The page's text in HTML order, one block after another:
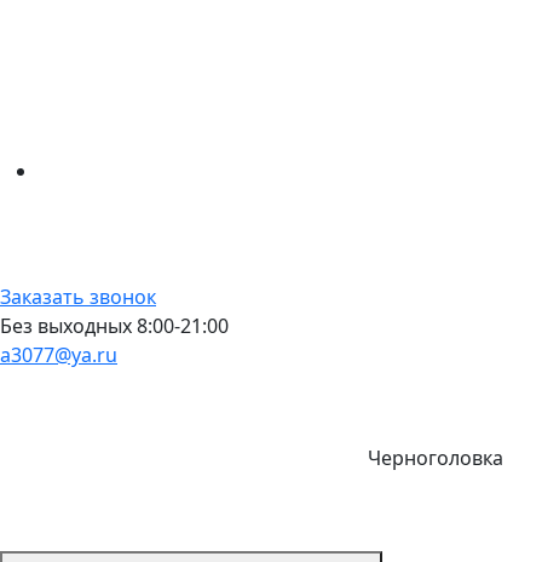
Заказать звонок
Без выходных 8:00-21:00
a3077@ya.ru
Черноголовка